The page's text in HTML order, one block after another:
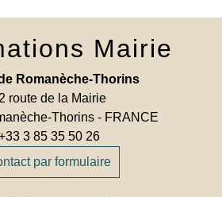
Mairie
Romanèche-Thorins
route de la Mairie
Thorins - FRANCE
3 85 35 50 26
par formulaire